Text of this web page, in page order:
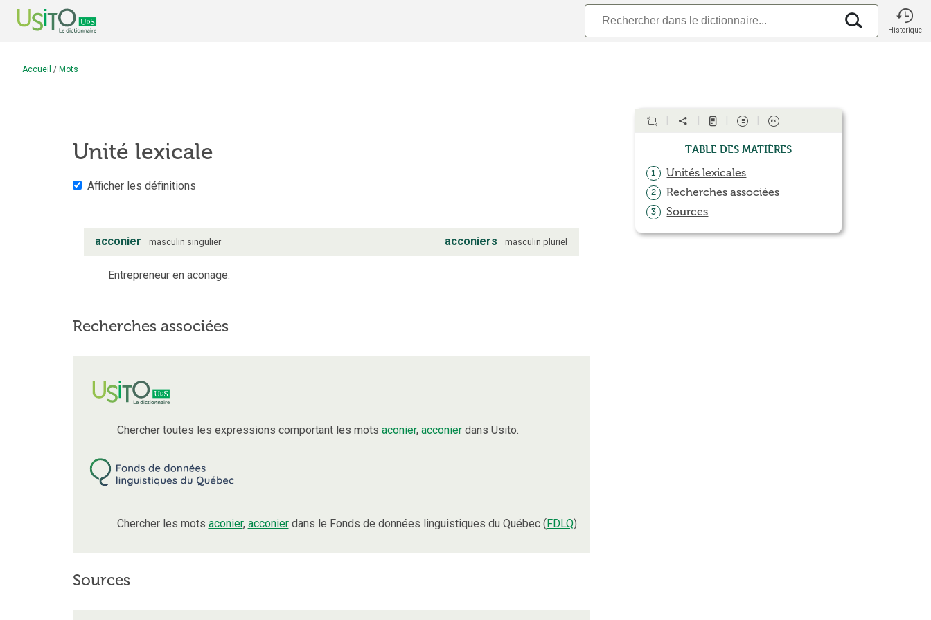
Historique
Accueil / Mots
Unité lexicale
Afficher les définitions
acconier masculin singulier acconiers masculin pluriel
Entrepreneur en aconage.
Recherches associées
Chercher toutes les expressions comportant les mots aconier, acconierdans Usito.
Chercher les mots aconier, acconierdans le Fonds de données linguistiques du Québec (FDLQ).
Sources
Table des matières
1 Unités lexicales
2 Recherches associées
3 Sources